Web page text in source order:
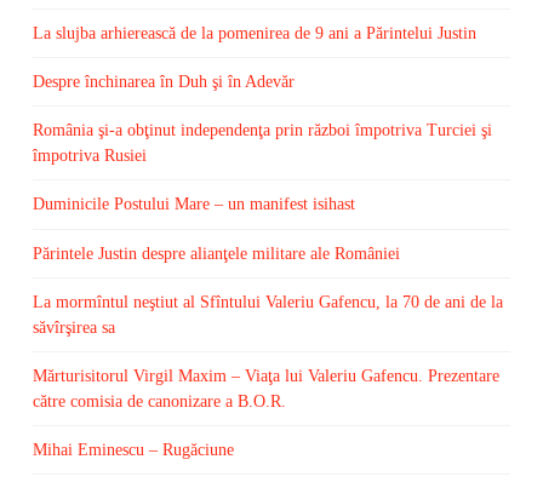
La slujba arhierească de la pomenirea de 9 ani a Părintelui Justin
Despre închinarea în Duh şi în Adevăr
România şi-a obţinut independenţa prin război împotriva Turciei şi
împotriva Rusiei
Duminicile Postului Mare – un manifest isihast
Părintele Justin despre alianţele militare ale României
La mormîntul neştiut al Sfîntului Valeriu Gafencu, la 70 de ani de la
săvîrşirea sa
Mărturisitorul Virgil Maxim – Viaţa lui Valeriu Gafencu. Prezentare
către comisia de canonizare a B.O.R.
Mihai Eminescu – Rugăciune